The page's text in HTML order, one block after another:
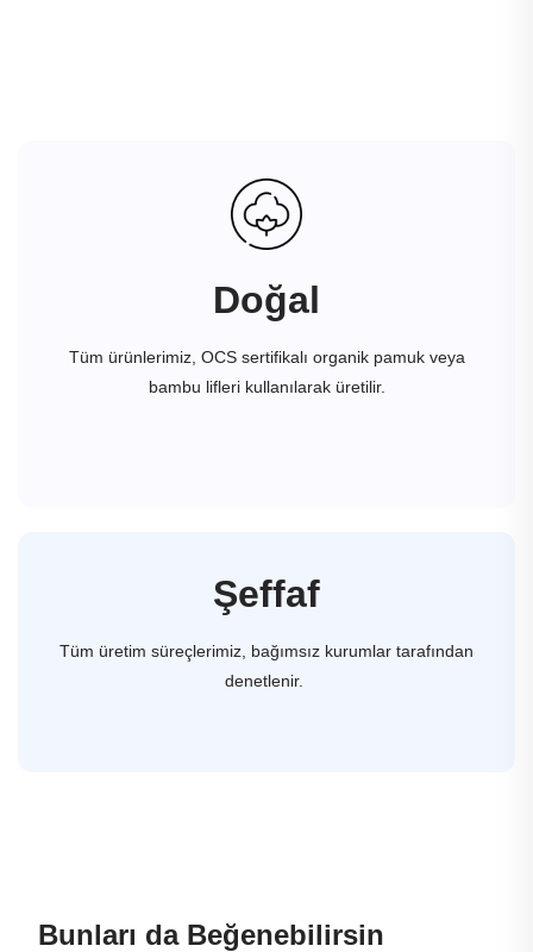
Doğal
Tüm ürünlerimiz, OCS sertifikalı organik pamuk veya
bambu lifleri kullanılarak üretilir.
Şeffaf
Tüm üretim süreçlerimiz, bağımsız kurumlar tarafından
denetlenir.
Bunları da Beğenebilirsin